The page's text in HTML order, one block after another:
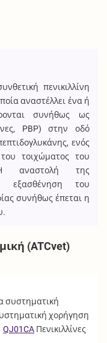
πενικιλλίνη
αναστέλλει ένα ή
συνήθως ως
PBP) στην οδό
ενός
τοιχώματος του
Η αναστολή της
εξασθένηση του
συνήθως έπεται η
(ATCvet)
συστηματική
χορήγηση
QJ01CA Πενικιλλίνες